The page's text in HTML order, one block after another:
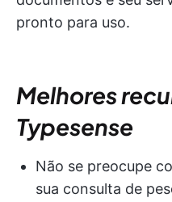
pronto para uso.
Melhores
Typesense
Não se preocupe
sua consulta de